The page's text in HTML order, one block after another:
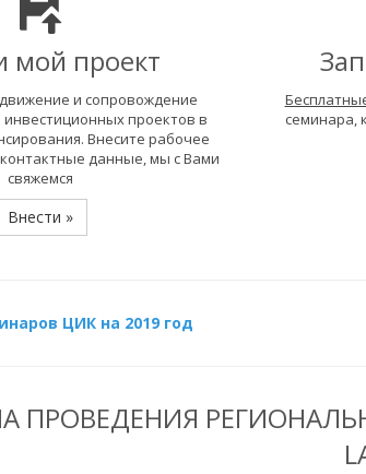
мой проект
и сопровождение
проектов в
Внесите рабочее
данные, мы с Вами
свяжемся
Внести »
семинара,
ЦИК на 2019 год
ПРОВЕДЕНИЯ